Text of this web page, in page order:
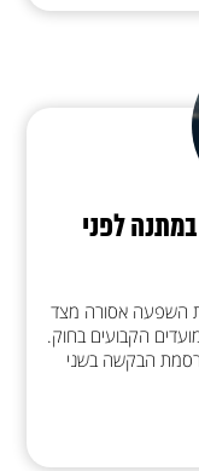
לפני
השפעה אסורה מצד
הקבועים בחוק.
הבקשה בשני